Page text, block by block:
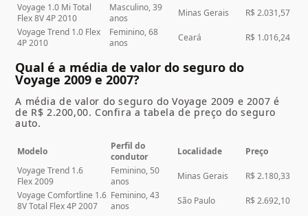
Voyage 1.0 Mi Total
Flex 8V 4P 2010
Masculino, 39
anos
Minas Gerais
R$ 2.031,57
Voyage Trend 1.0 Flex
4P 2010
Feminino, 68
anos
Ceará R$ 1.016,24
Qual é a média de valor do seguro do
Voyage 2009 e 2007?
A média de valor do seguro do Voyage 2009 e 2007 é
de R$ 2.200,00. Confira a tabela de preço do seguro
auto.
Modelo
Perfil do
condutor
Localidade
Preço
Voyage Trend 1.6
Flex 2009
Feminino, 50
anos
Minas Gerais
R$ 2.180,33
Voyage Comfortline 1.6
8V Total Flex 4P 2007
Feminino, 43
anos
São Paulo R$ 2.692,10